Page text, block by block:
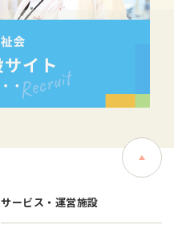
サービス・運営施設